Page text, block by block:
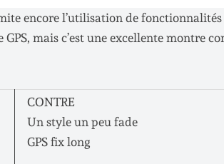
encore l’utilisation de
mais c’est une excellente montre
CONTRE
Un style un peu fade
GPS fix long